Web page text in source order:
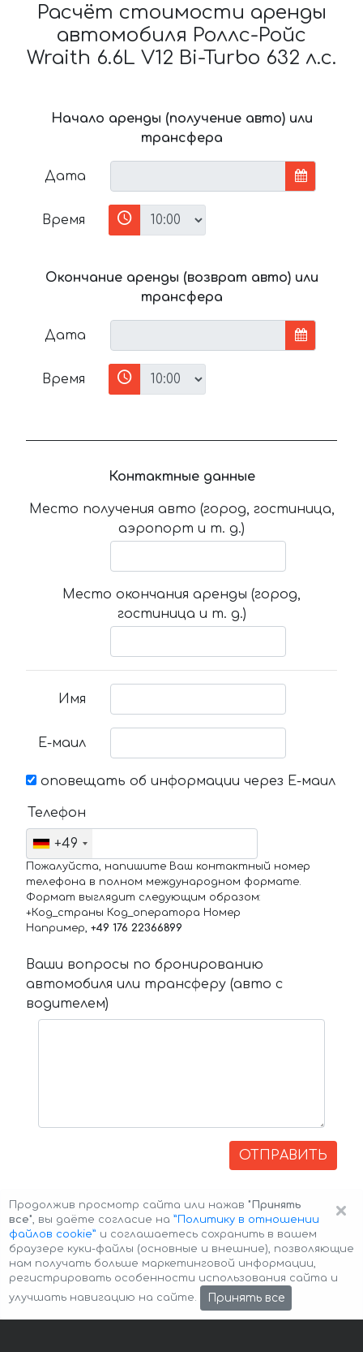
Расчёт стоимости аренды
автомобиля Роллс-Ройс
Wraith 6.6L V12 Bi-Turbo 632 л.с.
Начало аренды (получение авто) или
трансфера
Дата
Время
Окончание аренды (возврат авто) или
трансфера
Дата
Время
Контактные данные
Место получения авто (город, гостиница,
аэропорт и т. д.)
Место окончания аренды (город,
гостиница и т. д.)
Имя
Е-маил
оповещать об информации через Е-маил
Телефон
+49
Пожалуйста, напишите Ваш контактный номер
телефона в полном международном формате.
Формат выглядит следующим образом:
+Код_страны Код_оператора Номер
Например, +49 176 22366899
Ваши вопросы по бронированию
автомобиля или трансферу (авто с
водителем)
ОТПРАВИТЬ
Авторские права © 2026 Авто-Аренда Cookie Policy
×
Продолжив просмотр сайта или нажав "Принять
все", вы даёте согласие на ”Политику в отношении
файлов cookie” и соглашаетесь сохранить в вашем
браузере куки-файлы (основные и внешние), позволяющие
нам получать больше маркетинговой информации,
регистрировать особенности использования сайта и
улучшать навигацию на сайте.
Принять все